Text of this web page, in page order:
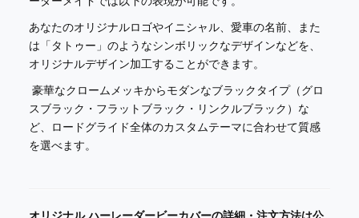
あなたのオリジナルロゴやイニシャル、愛車の名前、また
は「タトゥー」のようなシンボリックなデザインなどを、
オリジナルデザイン加工することができます。
豪華なクロームメッキからモダンなブラックタイプ（グロ
スブラック・フラットブラック・リンクルブラック）な
ど、ロードグライド全体のカスタムテーマに合わせて質感
を選べます。
オリジナル ハーレーダービーカバーの詳細・注文方法は公